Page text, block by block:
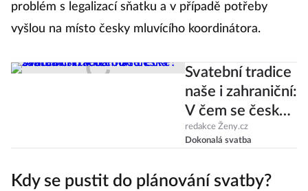
problém s legalizací sňatku a v případě potřeby
vyšlou na místo česky mluvícího koordinátora.
Svatební tradice
naše i zahraniční:
V čem se česká
svatba liší třeba
od turecké?
redakce Ženy.cz
Dokonalá svatba
Kdy se pustit do plánování svatby?